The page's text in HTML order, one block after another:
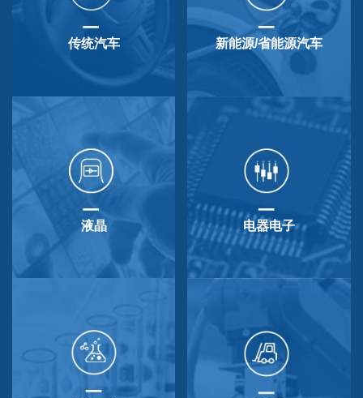
传统汽车 新能源/省能源汽车
液晶 电器电子